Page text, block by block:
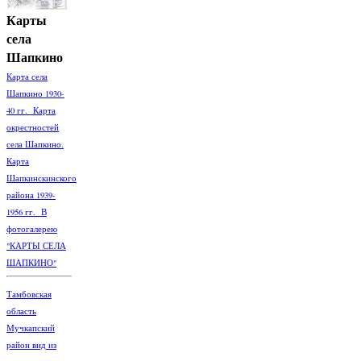
Карты
села
Шапкино
Карта села
Шапкино 1930-
40 гг. Карта
окрестностей
села Шапкино.
Карта
Шапкинскинского
района 1939-
1956 гг. В
фотогалерею
"КАРТЫ СЕЛА
ШАПКИНО"
Тамбовская
область
Мучкапский
район вид из